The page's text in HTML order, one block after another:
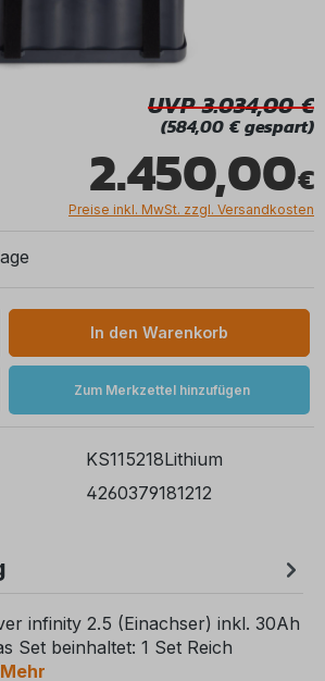
2.450,00
UVP 3.034,00
(584,00 € gespart)
Preise inkl. MwSt. zzgl. Versandkosten
Gib den gewünschten
In den Warenkorb
Zum Merkzettel hinzufügen
KS115218Lithium
4260379181212
infinity 2.5 (Einachser) inkl. 30Ah
Set beinhaltet: 1 Set Reich
Mehr